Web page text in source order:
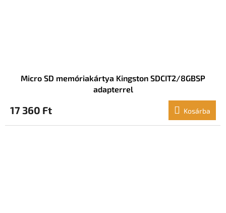
Micro SD memóriakártya Kingston SDCIT2/8GBSP
adapterrel
17 360 Ft Kosárba